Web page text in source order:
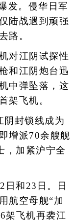
。侵华日军
陆战遇到顽强
路。
对江阴试探性
和江阴炮台迅
中弹坠落，这
架飞机。
封锁线成为
增派70余艘舰
，加紧沪宁全
和23日。日
航空母舰“加
架飞机再袭江